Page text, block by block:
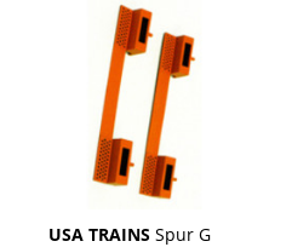
USA TRAINS Spur G